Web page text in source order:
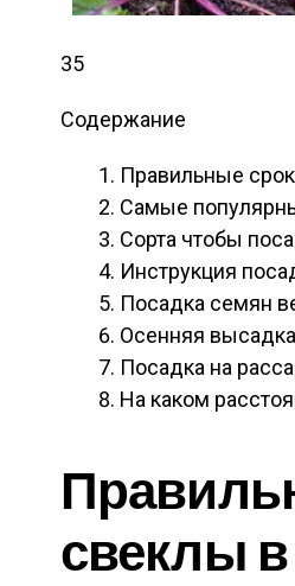
35
Содержание
Правильные
Самые
Сорта чтобы
Инструкция
Посадка семян
Осенняя высадка
Посадка на
На каком
свеклы